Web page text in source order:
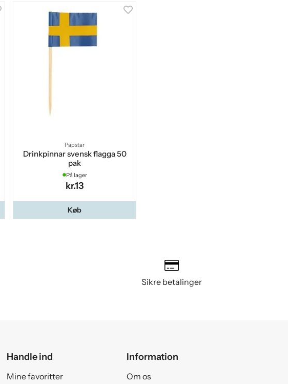
Papstar
Drinkpinnar svensk flagga 50
pak
På lager
kr.13
Køb
Sikre betalinger
Handle ind
Mine favoritter
Information
Om os